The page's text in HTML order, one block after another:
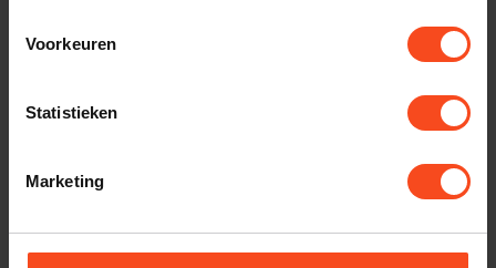
Voorkeuren
Statistieken
Marketing
gaten! Voor de show geldt een vrije inloop, dus je mag